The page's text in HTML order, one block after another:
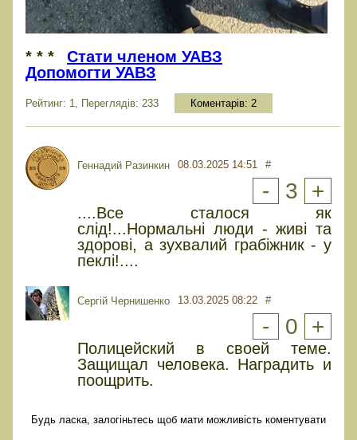
* * *
Стати членом УАВЗ
Допомогти УАВЗ
Рейтинг: 1, Переглядів: 233 Коментарів: 2
Геннадий Разинкин 08.03.2025 14:51 #
- 3 +
....Все сталося як
слід!...Нормальні люди - живі та
здорові, а зухвалий грабіжник - у
пеклі!....
Сергій Чернишенко 13.03.2025 08:22 #
- 0 +
Полицейский в своей теме.
Защищал человека. Наградить и
поощрить.
Будь ласка, залогіньтесь щоб мати можливість коментувати